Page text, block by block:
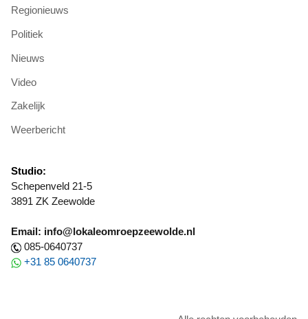
Regionieuws
Politiek
Nieuws
Video
Zakelijk
Weerbericht
Studio:
Schepenveld 21-5
3891 ZK Zeewolde
Email: info@lokaleomroepzeewolde.nl
085-0640737
+31 85 0640737